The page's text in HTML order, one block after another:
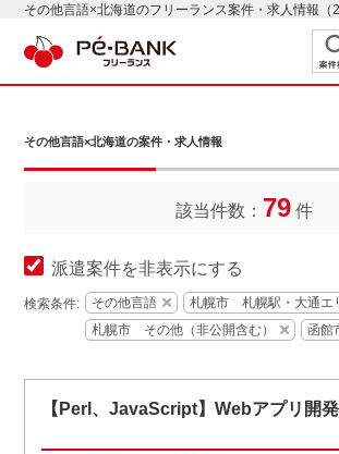
その他言語×北海道のフリーランス案件・求人情報（2
その他言語×北海道の案件・求人情報
該当件数： 79 件
派遣案件を非表示にする
検索条件: その他言語
札幌市 札幌駅・大通エ
札幌市 その他（非公開含む）
函館
【Perl、JavaScript】Webアプリ開発